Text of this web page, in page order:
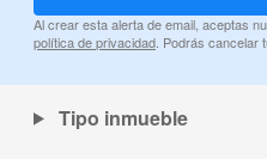
Al crear esta alerta de email, aceptas
política de privacidad . Podrás
Tipo inmueble